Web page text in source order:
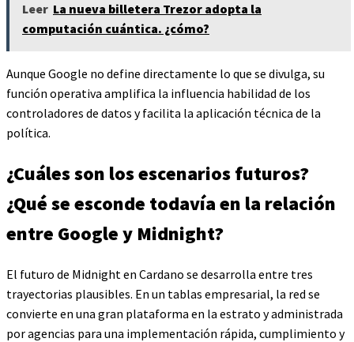
Leer La nueva billetera Trezor adopta la
computación cuántica. ¿cómo?
Aunque Google no define directamente lo que se divulga, su
función operativa amplifica la influencia habilidad de los
controladores de datos y facilita la aplicación técnica de la
política.
¿Cuáles son los escenarios futuros?
¿Qué se esconde todavía en la relación
entre Google y Midnight?
El futuro de Midnight en Cardano se desarrolla entre tres
trayectorias plausibles. En un tablas empresarial, la red se
convierte en una gran plataforma en la estrato y administrada
por agencias para una implementación rápida, cumplimiento y